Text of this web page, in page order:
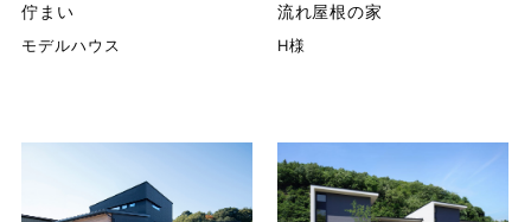
佇まい
モデルハウス
流れ屋根の家
H様